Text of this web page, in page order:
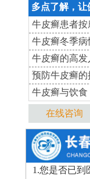
多点了解，
牛皮癣患者
牛皮癣冬季病
牛皮癣的高
预防牛皮癣的
牛皮癣与饮食
在线咨询
1.您是否已到